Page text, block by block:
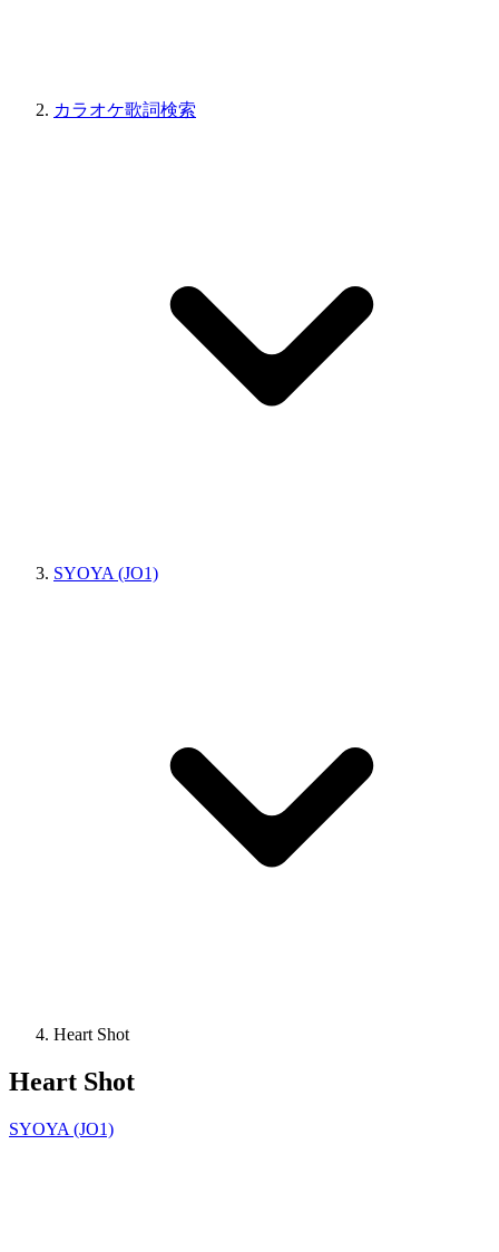
カラオケ歌詞検索
SYOYA (JO1)
Heart Shot
Heart Shot
SYOYA (JO1)